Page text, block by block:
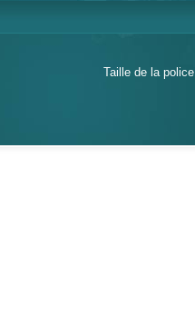
Taille de la police